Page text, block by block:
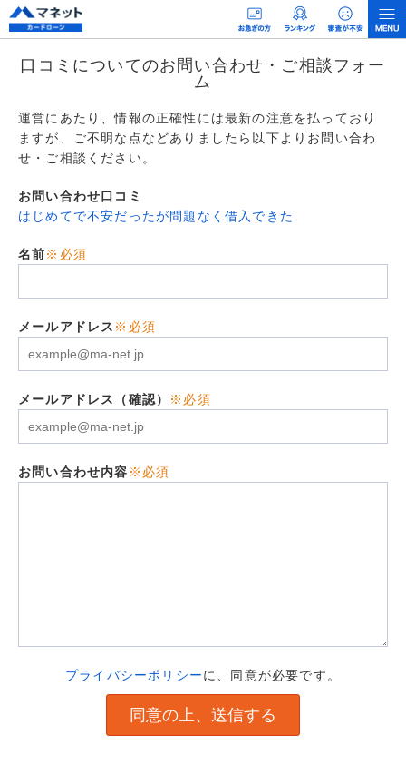
口コミについてのお問い合わせ・ご相談フォー
ム
運営にあたり、情報の正確性には最新の注意を払っており
ますが、ご不明な点などありましたら以下よりお問い合わ
せ・ご相談ください。
お問い合わせ口コミ
はじめてで不安だったが問題なく借入できた
名前※必須
メールアドレス ※必須
メールアドレス（確認） ※必須
お問い合わせ内容 ※必須
プライバシーポリシーに、同意が必要です。